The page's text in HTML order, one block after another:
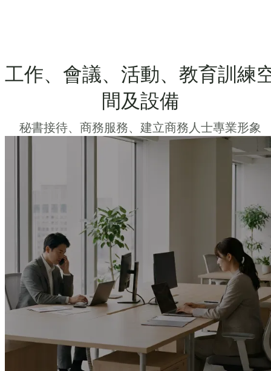
工作、會議、活動、教育訓練
間及設備
秘書接待、商務服務、建立商務人士專業形象